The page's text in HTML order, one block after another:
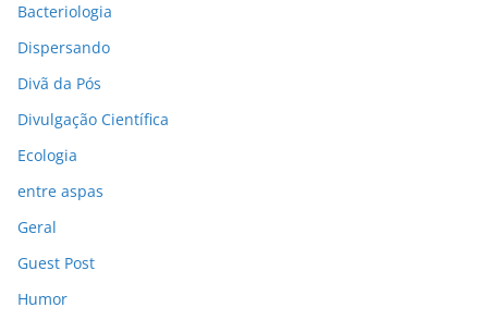
Bacteriologia
Dispersando
Divã da Pós
Divulgação Científica
Ecologia
entre aspas
Geral
Guest Post
Humor